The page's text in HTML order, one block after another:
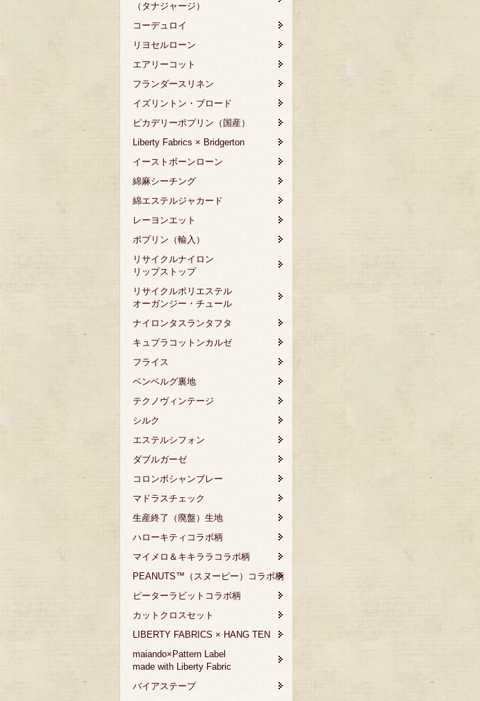
（タナジャージ）
コーデュロイ
リヨセルローン
エアリーコット
フランダースリネン
イズリントン・ブロード
ピカデリーポプリン（国産）
Liberty Fabrics × Bridgerton
イーストボーンローン
綿麻シーチング
綿エステルジャカード
レーヨンエット
ポプリン（輸入）
リサイクルナイロン
リップストップ
リサイクルポリエステル
オーガンジー・チュール
ナイロンタスランタフタ
キュプラコットンカルゼ
フライス
ベンベルグ裏地
テクノヴィンテージ
シルク
エステルシフォン
ダブルガーゼ
コロンボシャンブレー
マドラスチェック
生産終了（廃盤）生地
ハローキティコラボ柄
マイメロ＆キキララコラボ柄
PEANUTS™（スヌーピー）コラボ柄
ピーターラビットコラボ柄
カットクロスセット
LIBERTY FABRICS × HANG TEN
maiando×Pattern Label
made with Liberty Fabric
バイアステープ